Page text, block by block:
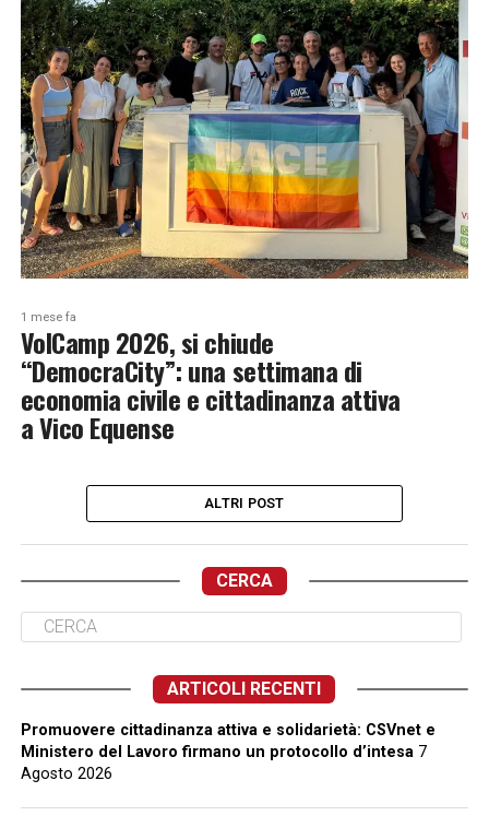
1 mese fa
VolCamp 2026, si chiude
“DemocraCity”: una settimana di
economia civile e cittadinanza attiva
a Vico Equense
ALTRI POST
CERCA
ARTICOLI RECENTI
Promuovere cittadinanza attiva e solidarietà: CSVnet e
Ministero del Lavoro firmano un protocollo d’intesa 7
Agosto 2026